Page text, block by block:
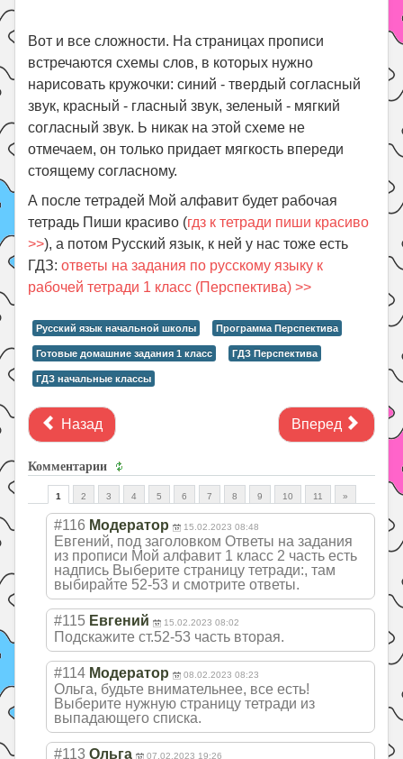
Вот и все сложности. На страницах прописи
встречаются схемы слов, в которых нужно
нарисовать кружочки: синий - твердый согласный
звук, красный - гласный звук, зеленый - мягкий
согласный звук. Ь никак на этой схеме не
отмечаем, он только придает мягкость впереди
стоящему согласному.
А после тетрадей Мой алфавит будет рабочая
тетрадь Пиши красиво (гдз к тетради пиши красиво
>>), а потом Русский язык, к ней у нас тоже есть
ГДЗ:ответы на задания по русскому языку к
рабочей тетради 1 класс (Перспектива) >>
Русский язык начальной школы Программа Перспектива
Готовые домашние задания 1 класс ГДЗ Перспектива
ГДЗ начальные классы
Назад Вперед
Комментарии
1 2 3 4 5 6 7 8 9 10 11 »
#116 Модератор 15.02.2023 08:48
Евгений, под заголовком Ответы на задания
из прописи Мой алфавит 1 класс 2 часть есть
надпись Выберите страницу тетради:, там
выбирайте 52-53 и смотрите ответы.
#115 Евгений 15.02.2023 08:02
Подскажите ст.52-53 часть вторая.
#114 Модератор 08.02.2023 08:23
Ольга, будьте внимательнее, все есть!
Выберите нужную страницу тетради из
выпадающего списка.
#113 Ольга 07.02.2023 19:26